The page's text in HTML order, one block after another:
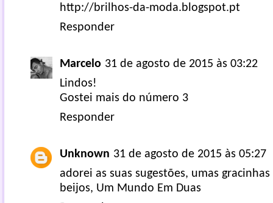
http://brilhos-da-moda.blogspot.pt
Responder
Marcelo 31 de agosto de 2015 às 03:22
Lindos!
Gostei mais do número 3
Responder
Unknown 31 de agosto de 2015 às 05:27
adorei as suas sugestões, umas gracinhas
beijos, Um Mundo Em Duas